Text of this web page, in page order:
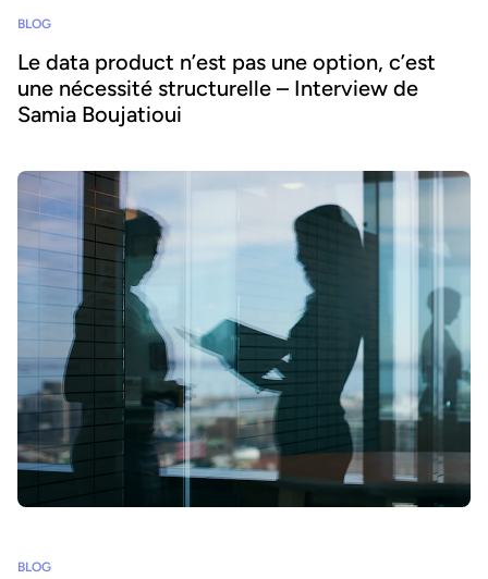
BLOG
Le data product n’est pas une option, c’est
une nécessité structurelle – Interview de
Samia Boujatioui
BLOG